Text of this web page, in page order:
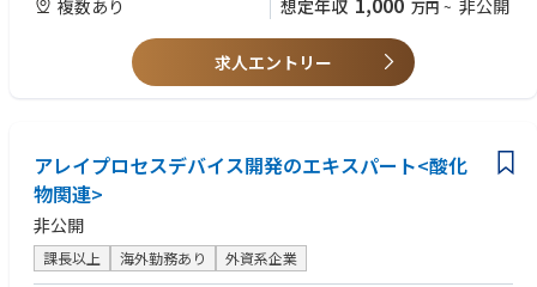
・企業文化や経営戦略を理解し、その推進に主体的に取り組める方
・マネジメント経験があり、チームの成長を重視しながら、メンバーの育
成・支援に積極的に関われる方
複数あり 想定年収 万円 ~ 非公開
求人エントリー
アレイプロセスデバイス開発のエキスパート<酸化
物関連>
非公開
課長以上 海外勤務あり 外資系企業